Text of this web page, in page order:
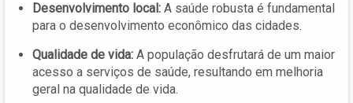
Desenvolvimento local: A saúde robusta é fundamental
para o desenvolvimento econômico das cidades.
Qualidade de vida: A população desfrutará de um maior
acesso a serviços de saúde, resultando em melhoria
geral na qualidade de vida.